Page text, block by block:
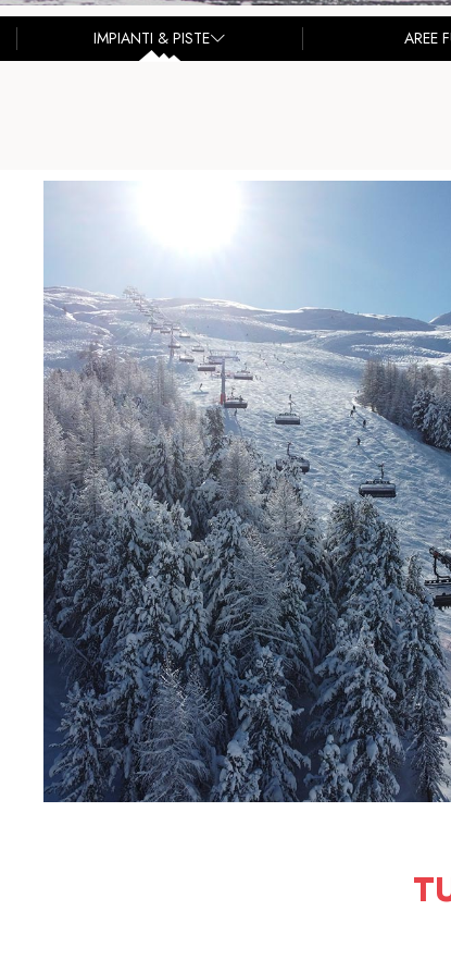
IMPIANTI & PISTE AREE